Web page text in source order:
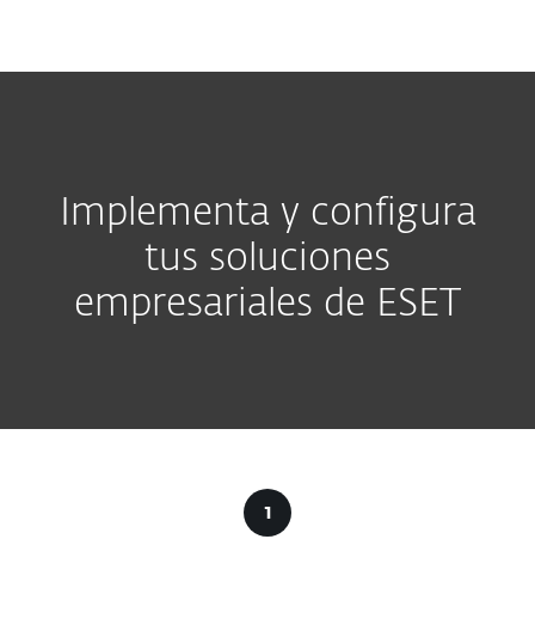
Implementa y configura
tus soluciones
empresariales de ESET